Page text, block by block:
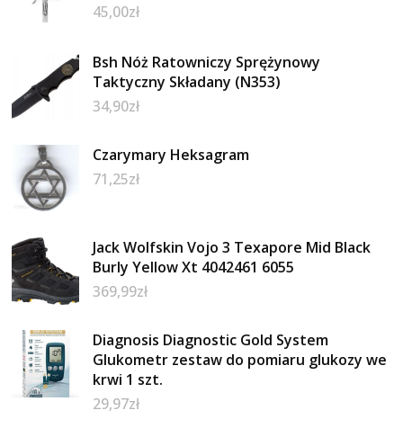
45,00zł
Bsh Nóż Ratowniczy Sprężynowy
Taktyczny Składany (N353)
34,90zł
Czarymary Heksagram
71,25zł
Jack Wolfskin Vojo 3 Texapore Mid Black
Burly Yellow Xt 4042461 6055
369,99zł
Diagnosis Diagnostic Gold System
Glukometr zestaw do pomiaru glukozy we
krwi 1 szt.
29,97zł